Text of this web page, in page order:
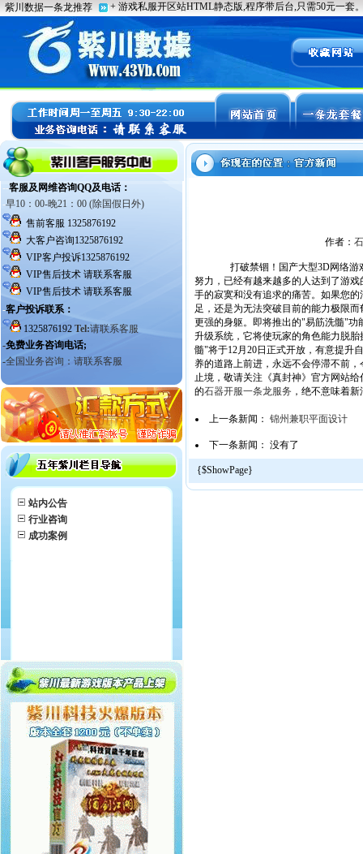
站内公告
行业咨询
成功案例
作者：
打破禁锢！国产大型3D网络游
努力，已经有越来越多的人达到了游
手的寂寞和没有追求的痛苦。如果您
足，还是为无法突破目前的能力极限
更强的身躯。即将推出的"易筋洗髓"
升级系统，它将使玩家的角色能力脱
髓"将于12月20日正式开放，有意提升
养的道路上前进，永远不会停滞不前
止境，敬请关注《真封神》官方网站
的石器开服一条龙服务 ，绝不意味着
上一条新闻： 锦州兼职平面设计
下一条新闻： 没有了
{$ShowPage}